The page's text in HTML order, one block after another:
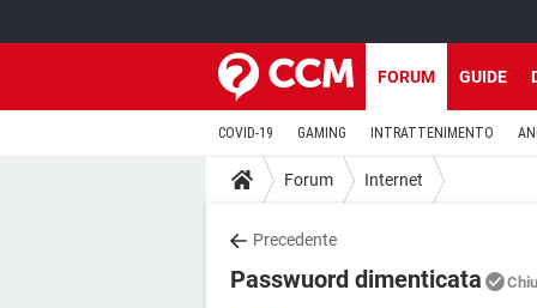
FORUM GUIDE
COVID-19 GAMING INTRATTENIMENTO
Forum Internet
Precedente
Passwuord dimenticata